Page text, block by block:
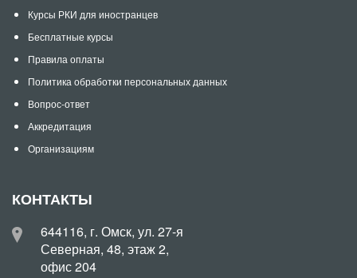
Курсы РКИ для иностранцев
Бесплатные курсы
Правила оплаты
Политика обработки персональных данных
Вопрос-ответ
Аккредитация
Организациям
КОНТАКТЫ
644116, г. Омск, ул. 27-я
Северная, 48, этаж 2,
офис 204